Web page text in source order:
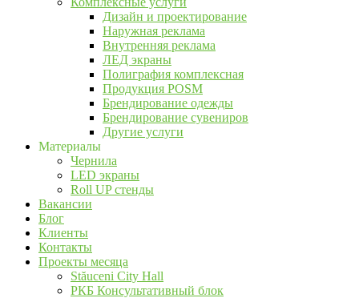
Дизайн и проектирование
Наружная реклама
Внутренняя реклама
ЛЕД экраны
Полиграфия комплексная
Продукция POSM
Брендирование одежды
Брендирование сувениров
Другие услуги
Материалы
Чернила
LED экраны
Roll UP стенды
Вакансии
Блог
Клиенты
Контакты
Проекты месяца
Stăuceni City Hall
РКБ Консультативный блок